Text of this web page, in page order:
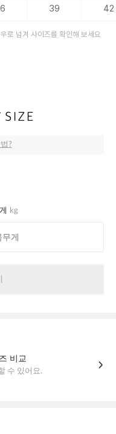
39 42
로 넘겨 사이즈를 확인해 보세요